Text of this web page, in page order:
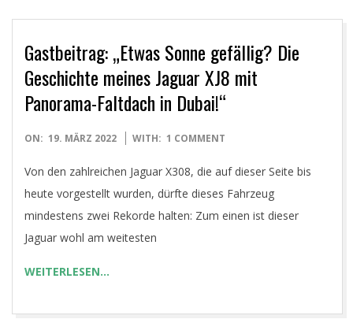
Gastbeitrag: „Etwas Sonne gefällig? Die
Geschichte meines Jaguar XJ8 mit
Panorama-Faltdach in Dubai!“
2022-
ON: 19. MÄRZ 2022 WITH: 1 COMMENT
Von den zahlreichen Jaguar X308, die auf dieser Seite bis
heute vorgestellt wurden, dürfte dieses Fahrzeug
mindestens zwei Rekorde halten: Zum einen ist dieser
Jaguar wohl am weitesten
WEITERLESEN…